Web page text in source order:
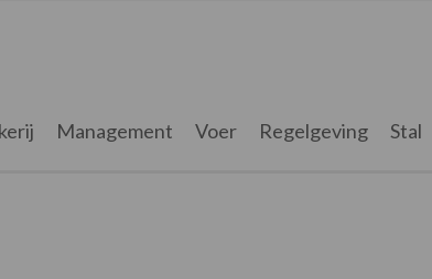
Management Voer Regelgeving Stal